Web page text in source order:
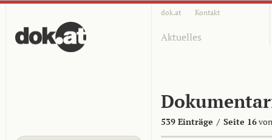
dok.at Kontakt
Aktuelles
539 Einträge / Seite 16